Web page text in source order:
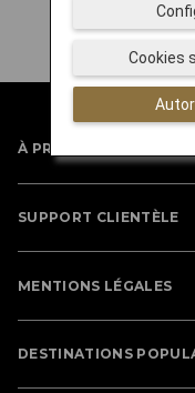
À PROPOS DE JAL
SUPPORT CLIENTÈLE
MENTIONS LÉGALES
DESTINATIONS
Cookies